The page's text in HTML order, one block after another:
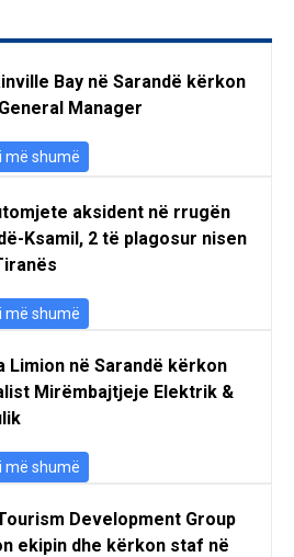
Bay në Sarandë kërkon
Manager
më shumë
aksident në rrugën
Ksamil, 2 të plagosur nisen
më shumë
Limion në Sarandë kërkon
Mirëmbajtjeje Elektrik &
më shumë
Development Group
ekipin dhe kërkon staf në